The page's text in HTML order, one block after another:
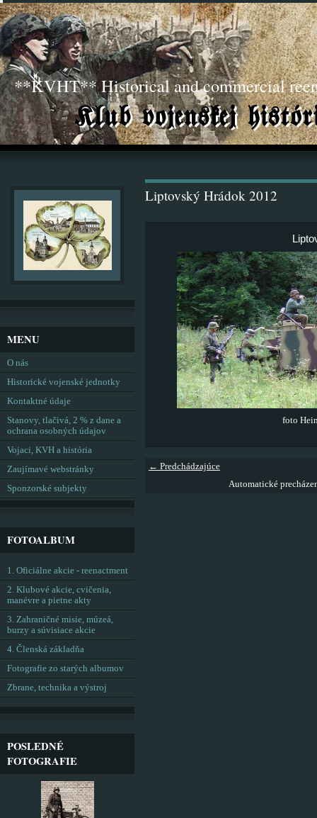
**KVHT** Historical and commercial
Liptovský Hrádok 2012
foto
← Predchádzajúce
Automatické
MENU
O nás
Historické vojenské jednotky
Kontaktné údaje
Stanovy, tlačivá, 2 % z dane a
ochrana osobných údajov
Vojaci, KVH a história
Zaujímavé webstránky
Sponzorské subjekty
FOTOALBUM
1. Oficiálne akcie - reenactment
2. Klubové akcie, cvičenia,
manévre a pietne akty
3. Zahraničné misie, múzeá,
burzy a súvisiace akcie
4. Členská základňa
Fotografie zo starých albumov
Zbrane, technika a výstroj
POSLEDNÉ
FOTOGRAFIE